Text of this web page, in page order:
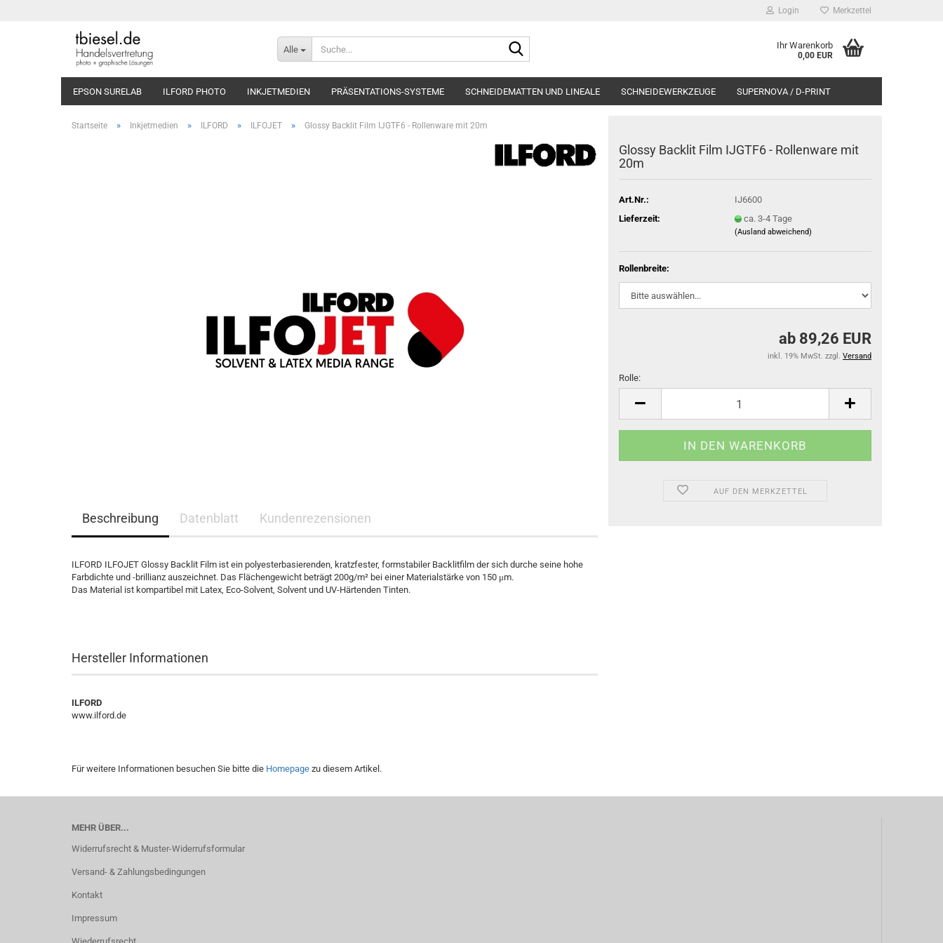
Login Merkzettel
Alle Ihr Warenkorb
0,00 EUR
EPSON SURELAB ILFORD PHOTO INKJETMEDIEN PRÄSENTATIONS-SYSTEME SCHNEIDEMATTEN UND LINEALE SCHNEIDEWERKZEUGE SUPERNOVA / D-PRINT
Startseite » Inkjetmedien » ILFORD » ILFOJET » Glossy Backlit Film IJGTF6 - Rollenware mit 20m
Glossy Backlit Film IJGTF6 - Rollenware mit
20m
Art.Nr.:
IJ6600
Lieferzeit:
ca. 3-4 Tage
(Ausland abweichend)
Rollenbreite:
ab 89,26 EUR
inkl. 19% MwSt. zzgl. Versand
Rolle:
Rolle
AUF DEN MERKZETTEL
Beschreibung Datenblatt Kundenrezensionen
ILFORD ILFOJET Glossy Backlit Film ist ein polyesterbasierenden, kratzfester, formstabiler Backlitfilm der sich durche seine hohe
Farbdichte und -brillianz auszeichnet. Das Flächengewicht beträgt 200g/m² bei einer Materialstärke von 150 μm.
Das Material ist kompartibel mit Latex, Eco-Solvent, Solvent und UV-Härtenden Tinten.
Hersteller Informationen
ILFORD
www.ilford.de
Für weitere Informationen besuchen Sie bitte die Homepage zu diesem Artikel.
MEHR ÜBER...
Widerrufsrecht & Muster-Widerrufsformular
Versand- & Zahlungsbedingungen
Kontakt
Impressum